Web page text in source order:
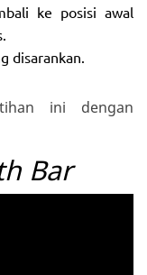
ke posisi awal
disarankan.
ini dengan
Bar